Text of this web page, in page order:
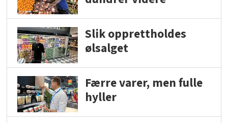
Slik opprettholdes
ølsalget
Færre varer, men fulle
hyller